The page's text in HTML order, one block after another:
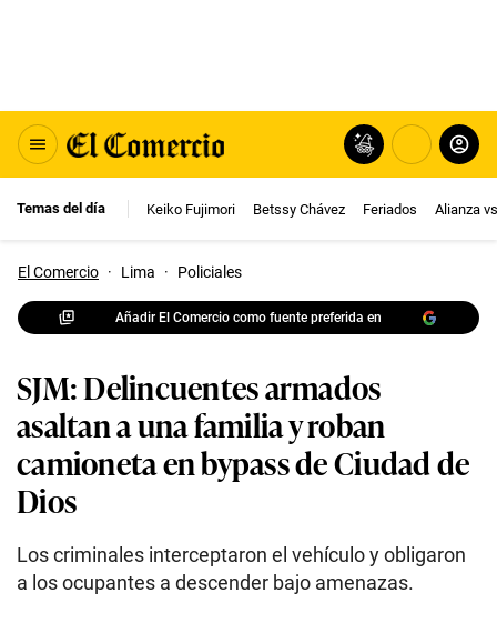
Temas del día Keiko Fujimori Betssy Chávez Feriados Alianza
El Comercio · Lima · Policiales
Añadir El Comercio como fuente preferida en
SJM: Delincuentes armados
asaltan a una familia y roban
camioneta en bypass de Ciudad de
Dios
Los criminales interceptaron el vehículo y obligaron
a los ocupantes a descender bajo amenazas.